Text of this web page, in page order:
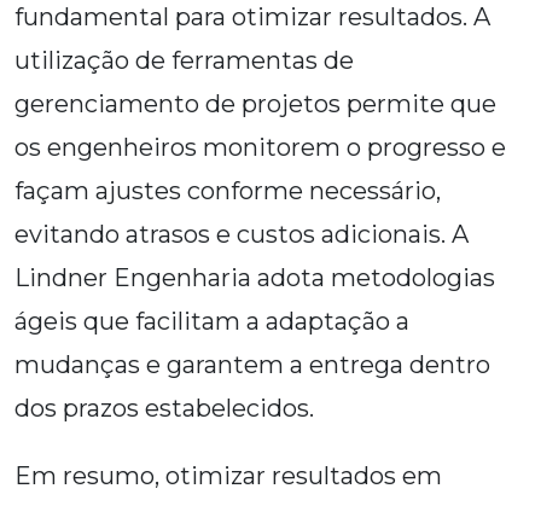
fundamental para otimizar resultados. A
utilização de ferramentas de
gerenciamento de projetos permite que
os engenheiros monitorem o progresso e
façam ajustes conforme necessário,
evitando atrasos e custos adicionais. A
Lindner Engenharia adota metodologias
ágeis que facilitam a adaptação a
mudanças e garantem a entrega dentro
dos prazos estabelecidos.
Em resumo, otimizar resultados em